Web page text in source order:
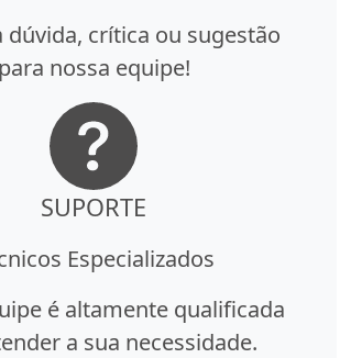
dúvida, crítica ou sugestão
para nossa equipe!
SUPORTE
Especializados
é altamente qualificada
a sua necessidade.